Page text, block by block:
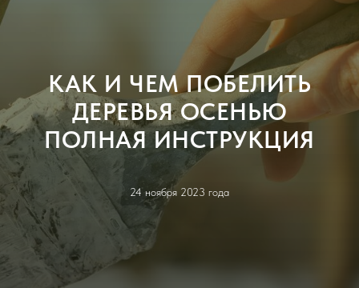
КАК И ЧЕМ ПОБЕЛИТЬ
ДЕРЕВЬЯ ОСЕНЬЮ
ПОЛНАЯ ИНСТРУКЦИЯ
24 ноября 2023 года